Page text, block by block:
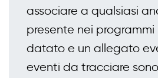
associare a qualsiasi
presente nei
datato e un allegato
eventi da tracciare